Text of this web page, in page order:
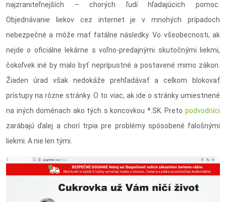
najzraniteľnejších – chorých ľudí hľadajúcich pomoc.
Objednávanie liekov cez internet je v mnohých prípadoch
nebezpečné a môže mať fatálne následky. Vo všeobecnosti, ak
nejde o oficiálne lekárne s voľno-predajnými skutočnými liekmi,
čokoľvek iné by malo byť neprípustné a postavené mimo zákon.
Žiaden úrad však nedokáže prehľadávať a celkom blokovať
prístupy na rôzne stránky. O to viac, ak ide o stránky umiestnené
na iných doménach ako tých s koncovkou *.SK. Preto podvodníci
zarábajú ďalej a chorí trpia pre problémy spôsobené falošnými
liekmi. A nie len tými.